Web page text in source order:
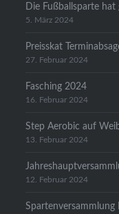
Die Fußballsparte
5. März 2024
Preisskat
27. Februar 2024
Fasching 2024
16. Februar 2024
Step Aerobic auf
13. Februar 2024
12. Februar 2024
Spartenversammlung